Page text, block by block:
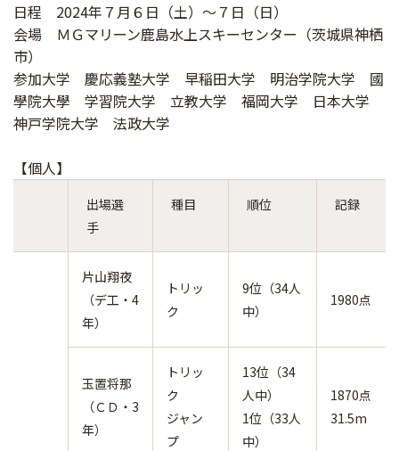
日程 2024年７月６日（土）～７日（日）
会場 ＭＧマリーン鹿島水上スキーセンター（茨城県神栖
市）
参加大学 慶応義塾大学 早稲田大学 明治学院大学 國
學院大學 学習院大学 立教大学 福岡大学 日本大学
神戸学院大学 法政大学
【個人】
出場選
手
種目 順位 記録
片山翔夜
（デ工・4
年）
トリッ
ク
9位（34人
中）
1980点
玉置将那
（ＣＤ・3
年）
トリッ
ク
ジャン
プ
13位（34
人中）
1位（33人
中）
1870点
31.5m